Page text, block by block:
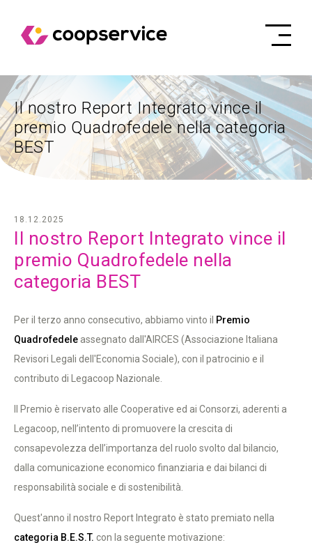
Il nostro Report Integrato vince il
premio Quadrofedele nella categoria
BEST
Il nostro Report Integrato vince il
premio Quadrofedele nella
categoria BEST
18.12.2025
Per il terzo anno consecutivo, abbiamo vinto il Premio
Quadrofedele assegnato dall'AIRCES (Associazione Italiana
Revisori Legali dell'Economia Sociale), con il patrocinio e il
contributo di Legacoop Nazionale.
Il Premio è riservato alle Cooperative ed ai Consorzi, aderenti a
Legacoop, nell’intento di promuovere la crescita di
consapevolezza dell’importanza del ruolo svolto dal bilancio,
dalla comunicazione economico finanziaria e dai bilanci di
responsabilità sociale e di sostenibilità.
Quest'anno il nostro Report Integrato è stato premiato nella
categoria B.E.S.T. con la seguente motivazione: